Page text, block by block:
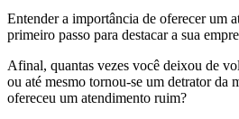
Entender a importância de oferecer um
primeiro passo para destacar a sua
Afinal, quantas vezes você deixou de
ou até mesmo tornou-se um detrator da
ofereceu um atendimento ruim?